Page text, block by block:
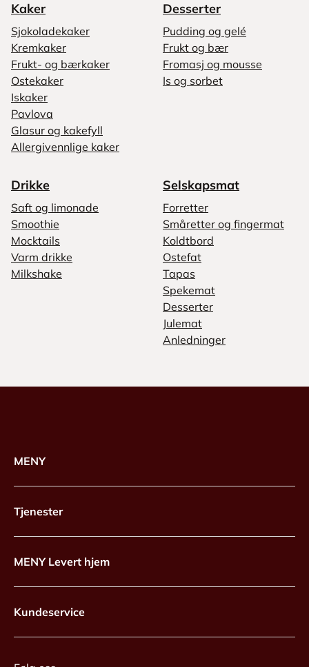
Kaker
Sjokoladekaker
Kremkaker
Frukt- og bærkaker
Ostekaker
Iskaker
Pavlova
Glasur og kakefyll
Allergivennlige kaker
Desserter
Pudding og gelé
Frukt og bær
Fromasj og mousse
Is og sorbet
Drikke
Saft og limonade
Smoothie
Mocktails
Varm drikke
Milkshake
Selskapsmat
Forretter
Småretter og fingermat
Koldtbord
Ostefat
Tapas
Spekemat
Desserter
Julemat
Anledninger
MENY
Tjenester
MENY Levert hjem
Kundeservice